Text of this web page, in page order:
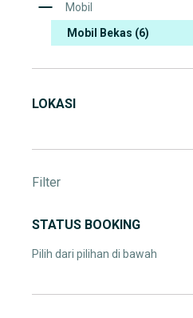
Mobil
Mobil Bekas (6)
LOKASI
Filter
STATUS BOOKING
Pilih dari pilihan di bawah